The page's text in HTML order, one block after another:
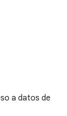
a datos de